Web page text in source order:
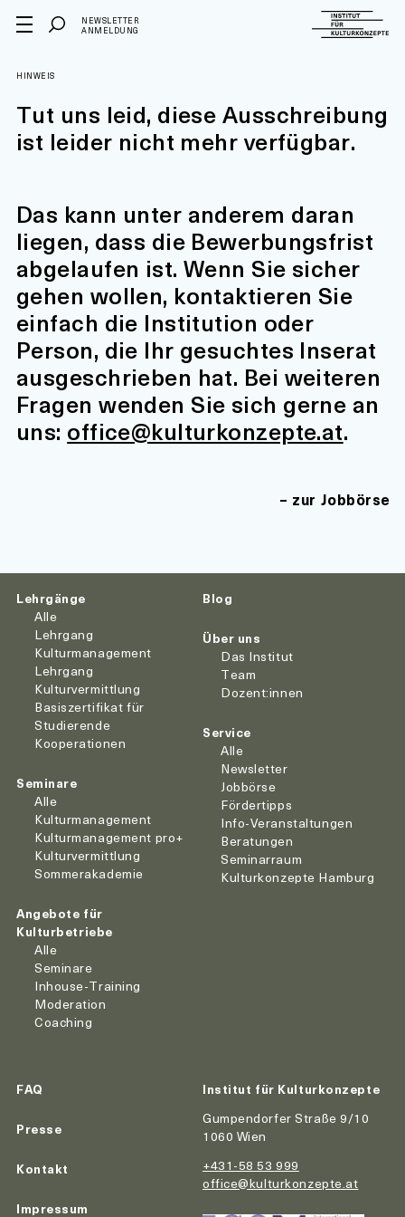
NEWSLETTER
ANMELDUNG
HINWEIS
Tut uns leid, diese Ausschreibung
ist leider nicht mehr verfügbar.
Das kann unter anderem daran
liegen, dass die Bewerbungsfrist
abgelaufen ist. Wenn Sie sicher
gehen wollen, kontaktieren Sie
einfach die Institution oder
Person, die Ihr gesuchtes Inserat
ausgeschrieben hat. Bei weiteren
Fragen wenden Sie sich gerne an
uns: office@kulturkonzepte.at.
zur Jobbörse
Lehrgänge
Alle
Lehrgang
Kulturmanagement
Lehrgang
Kulturvermittlung
Basiszertifikat für
Studierende
Kooperationen
Seminare
Alle
Kulturmanagement
Kulturmanagement pro+
Kulturvermittlung
Sommerakademie
Angebote für
Kulturbetriebe
Alle
Seminare
Inhouse-Training
Moderation
Coaching
Blog
Über uns
Das Institut
Team
Dozent:innen
Service
Alle
Newsletter
Jobbörse
Fördertipps
Info-Veranstaltungen
Beratungen
Seminarraum
Kulturkonzepte Hamburg
FAQ
Presse
Kontakt
Impressum
Institut für Kulturkonzepte
Gumpendorfer Straße 9/10
1060 Wien
+431-58 53 999
office@kulturkonzepte.at